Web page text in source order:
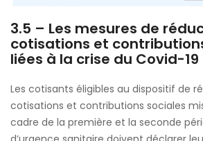
3.5 – Les mesures de
cotisations et
liées à la crise du Covid-19
Les cotisants éligibles au dispositif de
cotisations et contributions sociales
cadre de la première et la seconde